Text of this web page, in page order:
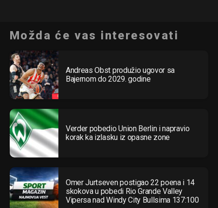
Možda će vas interesovati
Andreas Obst produžio ugovor sa
Bajernom do 2029. godine
Verder pobedio Union Berlin i napravio
korak ka izlasku iz opasne zone
Omer Jurtseven postigao 22 poena i 14
skokova u pobedi Rio Grande Valley
Vipersa nad Windy City Bullsima 137:100